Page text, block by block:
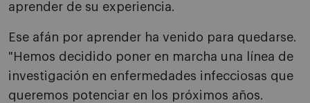
aprender de su experiencia.
Ese afán por aprender ha venido para quedarse.
"Hemos decidido poner en marcha una línea de
investigación en enfermedades infecciosas que
queremos potenciar en los próximos años.